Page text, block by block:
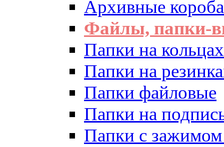
Архивные
Файлы, папки-
Папки на кольцах
Папки на
Папки файловые
Папки на
Папки с